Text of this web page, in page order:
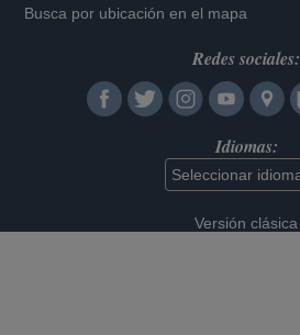
Busca por ubicación en el mapa
Redes sociales:
Idiomas:
Versión clásica